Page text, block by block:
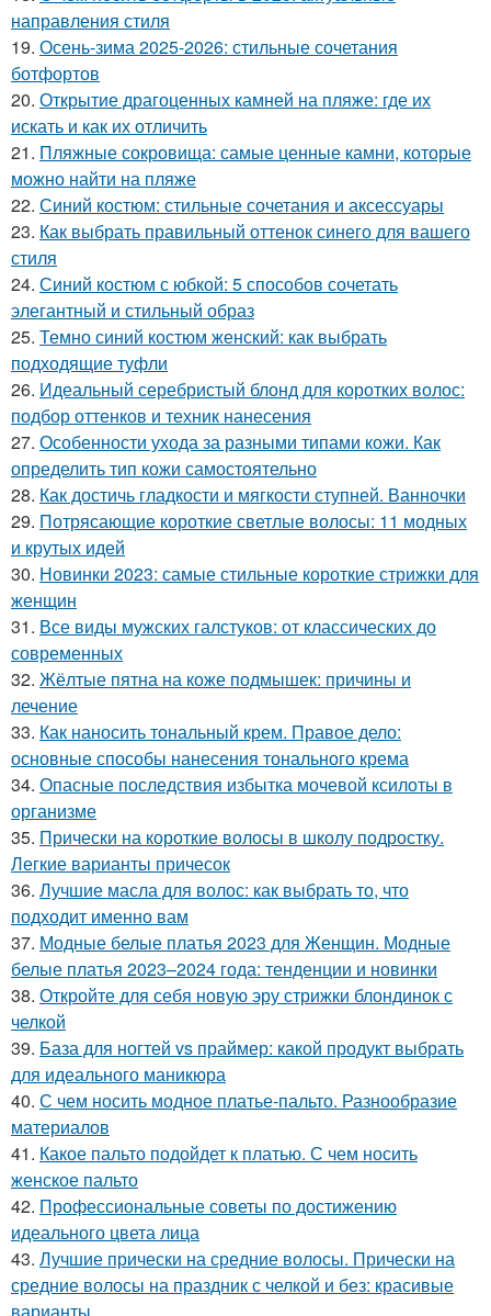
направления стиля
19. Осень-зима 2025-2026: стильные сочетания
ботфортов
20. Открытие драгоценных камней на пляже: где их
искать и как их отличить
21. Пляжные сокровища: самые ценные камни, которые
можно найти на пляже
22. Синий костюм: стильные сочетания и аксессуары
23. Как выбрать правильный оттенок синего для вашего
стиля
24. Синий костюм с юбкой: 5 способов сочетать
элегантный и стильный образ
25. Темно синий костюм женский: как выбрать
подходящие туфли
26. Идеальный серебристый блонд для коротких волос:
подбор оттенков и техник нанесения
27. Особенности ухода за разными типами кожи. Как
определить тип кожи самостоятельно
28. Как достичь гладкости и мягкости ступней. Ванночки
29. Потрясающие короткие светлые волосы: 11 модных
и крутых идей
30. Новинки 2023: самые стильные короткие стрижки для
женщин
31. Все виды мужских галстуков: от классических до
современных
32. Жёлтые пятна на коже подмышек: причины и
лечение
33. Как наносить тональный крем. Правое дело:
основные способы нанесения тонального крема
34. Опасные последствия избытка мочевой ксилоты в
организме
35. Прически на короткие волосы в школу подростку.
Легкие варианты причесок
36. Лучшие масла для волос: как выбрать то, что
подходит именно вам
37. Модные белые платья 2023 для Женщин. Модные
белые платья 2023–2024 года: тенденции и новинки
38. Откройте для себя новую эру стрижки блондинок с
челкой
39. База для ногтей vs праймер: какой продукт выбрать
для идеального маникюра
40. С чем носить модное платье-пальто. Разнообразие
материалов
41. Какое пальто подойдет к платью. С чем носить
женское пальто
42. Профессиональные советы по достижению
идеального цвета лица
43. Лучшие прически на средние волосы. Прически на
средние волосы на праздник с челкой и без: красивые